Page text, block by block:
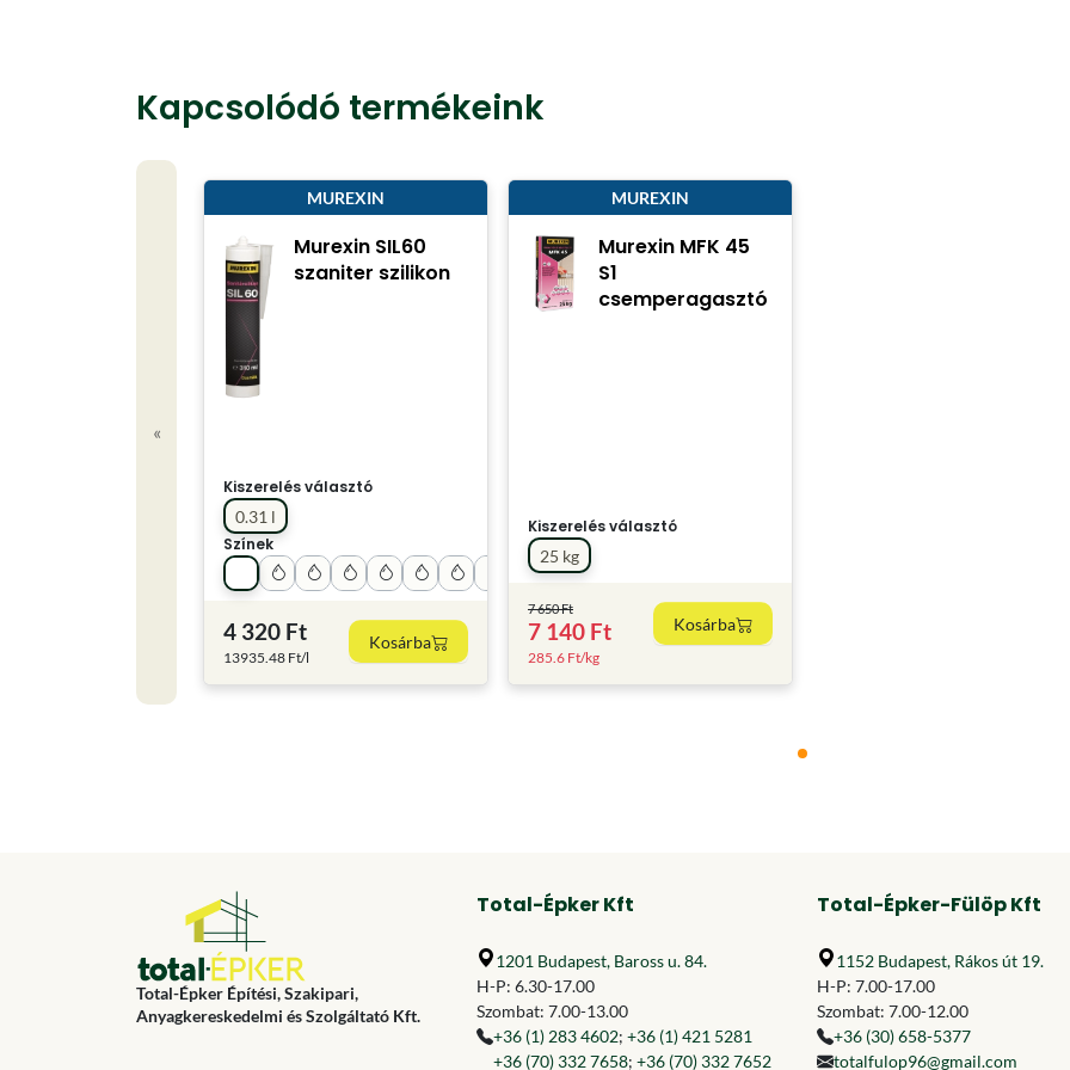
Kapcsolódó termékeink
«
MUREXIN
Murexin SIL60
szaniter szilikon
Kiszerelés választó
0.31 l
Színek
4 320 Ft
13935.48 Ft/l
Kosárba
MUREXIN
Murexin MFK 45
S1
csemperagasztó
Kiszerelés választó
25 kg
7 650 Ft
7 140 Ft
285.6 Ft/kg
Kosárba
Total-Épker Építési, Szakipari,
Anyagkereskedelmi és Szolgáltató Kft.
Total-Épker Kft
1201 Budapest, Baross u. 84.
H-P: 6.30-17.00
Szombat: 7.00-13.00
+36 (1) 283 4602; +36 (1) 421 5281
+36 (70) 332 7658; +36 (70) 332 7652
Total-Épker-Fülöp Kft
1152 Budapest, Rákos út 19.
H-P: 7.00-17.00
Szombat: 7.00-12.00
+36 (30) 658-5377
totalfulop96@gmail.com